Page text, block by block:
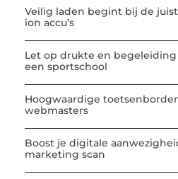
Veilig laden begint bij de
ion accu’s
Let op drukte en
een sportschool
Hoogwaardige
webmasters
Boost je digitale
marketing scan